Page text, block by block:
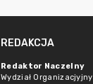
REDAKCJA
Redaktor Naczelny
Wydział Organizacjyjny